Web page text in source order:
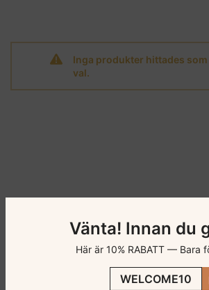
Vänta! Innan du
Här är 10% RABATT — Bara
WELCOME10
Inga produkter hittades
val.